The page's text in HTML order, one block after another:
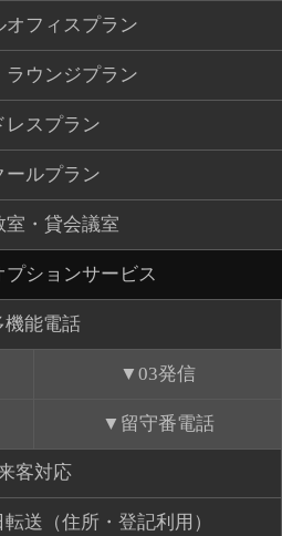
オフィスプラン
ラウンジプラン
レスプラン
ールプラン
室・貸会議室
プションサービス
機能電話
03発信
留守番電話
客対応
送（住所・登記利用）